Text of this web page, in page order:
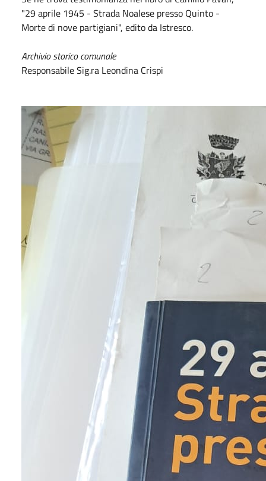
"29 aprile 1945 - Strada Noalese presso Quinto -
Morte di nove partigiani", edito da Istresco.
Archivio storico comunale
Responsabile Sig.ra Leondina Crispi